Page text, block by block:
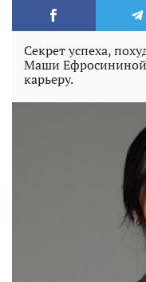
Секрет успеха,
Маши
карьеру.